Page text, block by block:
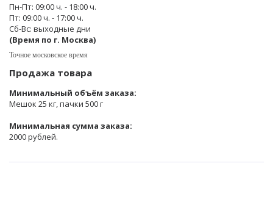
Пн-Пт: 09:00 ч. - 18:00 ч.
Пт: 09:00 ч. - 17:00 ч.
Сб-Вс: выходные дни
(Время по г. Москва)
Точное московское время
Продажа товара
Минимальный объём заказа:
Мешок 25 кг, пачки 500 г
Минимальная сумма заказа:
2000 рублей.